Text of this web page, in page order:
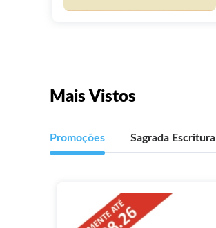
Mais Vistos
Promoções Sagrada Escritura